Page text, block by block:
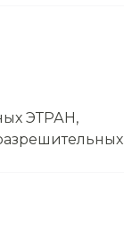
ЭТРАН,